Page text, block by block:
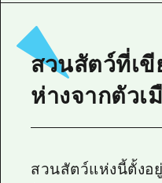
คำถามที่
ดาวน์โห
สวนสัตว์ที่เ
ห่างจากตัวเ
สวนสัตว์แห่งนี้ตั้งอ